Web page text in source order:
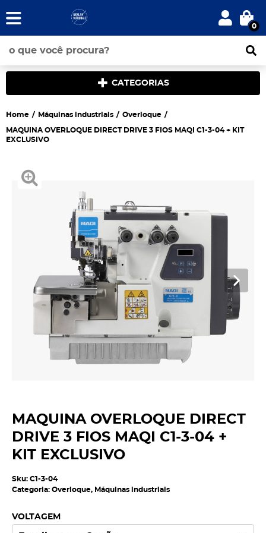
0
CATEGORIAS
Home Máquinas industriais Overloque
MAQUINA OVERLOQUE DIRECT DRIVE 3 FIOS MAQI C1-3-04 + KIT
EXCLUSIVO
MAQUINA OVERLOQUE DIRECT
DRIVE 3 FIOS MAQI C1-3-04 +
KIT EXCLUSIVO
Sku: C1-3-04
Categoria: Overloque, Máquinas industriais
VOLTAGEM